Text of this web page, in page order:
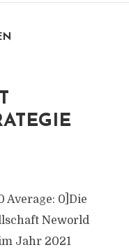
Average: 0]Die
Neworld
Jahr 2021